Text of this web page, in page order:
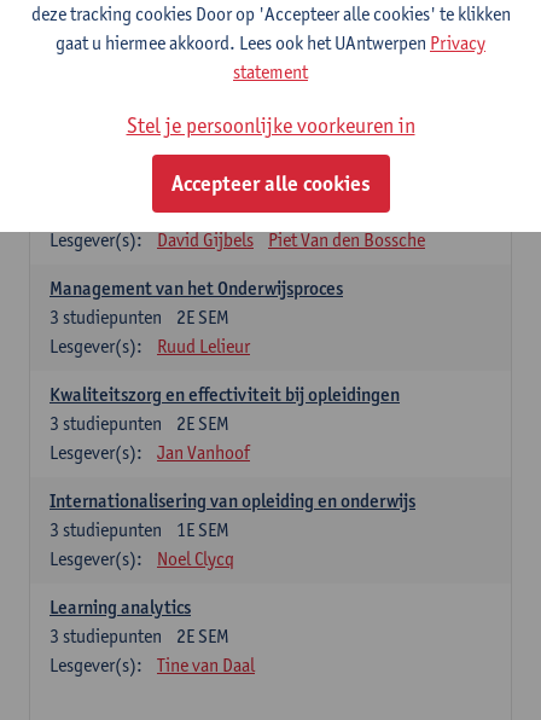
Interne Communicatie
1E SEM
6studiepunten
Charlotte De Backer
Keuzevakken cluster opleidings- en onderwijswetenschappen
Leren op de werkplek
2E SEM
studiepunten
Lesgever(s):
David Gijbels Piet Van den Bossche
Management van het Onderwijsproces
2E SEM
3 studiepunten
Lesgever(s):
Ruud Lelieur
Kwaliteitszorg en effectiviteit bij opleidingen
2E SEM
3 studiepunten
Lesgever(s):
Jan Vanhoof
Internationalisering van opleiding en onderwijs
1E SEM
3 studiepunten
Lesgever(s):
Noel Clycq
Learning analytics
2E SEM
3 studiepunten
Lesgever(s):
Tine van Daal
deze tracking cookies Door op 'Accepteer alle cookies' te klikken
gaat u hiermee akkoord. Lees ook het UAntwerpen Privacy
statement
Stel je persoonlijke voorkeuren in
Accepteer alle cookies